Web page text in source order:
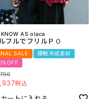
AS olaca
フルでフリルＰＯ
SALE
接触冷感素材
税込